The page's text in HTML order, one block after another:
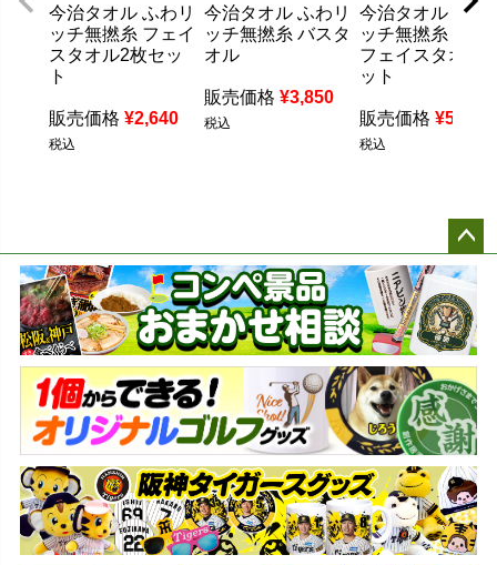
今治タオル ふわリ
ッチ無撚糸 フェイ
スタオル2枚セッ
ト
販売価格 ¥2,640
税込
今治タオル ふわリ
ッチ無撚糸 バスタ
オル
販売価格 ¥3,850
税込
今治タオル ふわ
ッチ無撚糸 バス
フェイスタオル
ット
販売価格 ¥5,170
税込
ペー
ジト
ップ
へ